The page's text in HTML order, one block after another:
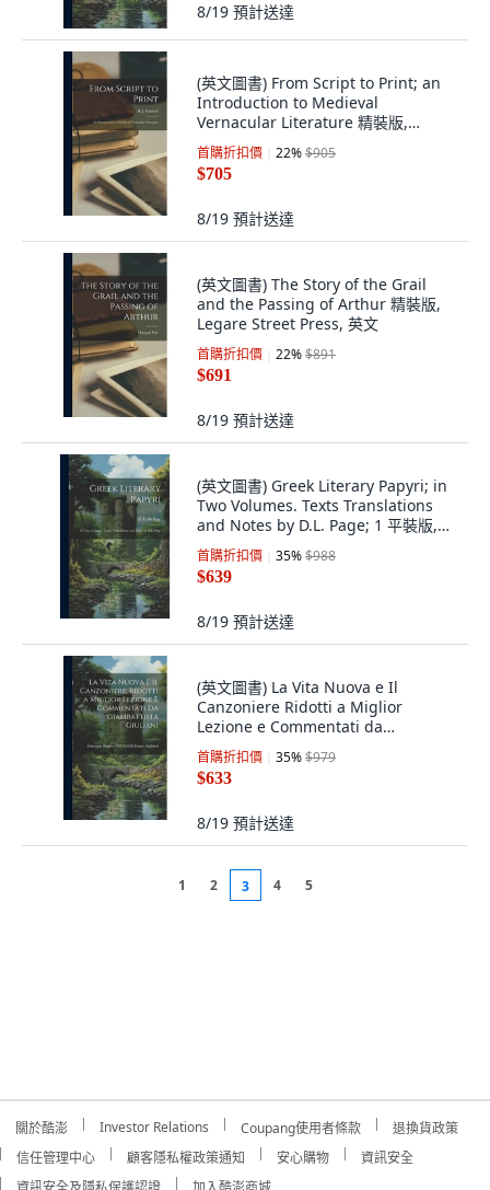
8/19 預計送達
(英文圖書) From Script to Print; an
Introduction to Medieval
Vernacular Literature 精裝版,
Hassell Street Press, 英文
首購折扣價 22%$905
$705
8/19 預計送達
(英文圖書) The Story of the Grail
and the Passing of Arthur 精裝版,
Legare Street Press, 英文
首購折扣價 22%$891
$691
8/19 預計送達
(英文圖書) Greek Literary Papyri; in
Two Volumes. Texts Translations
and Notes by D.L. Page; 1 平裝版,
Hassell Street Press, 英文
首購折扣價 35%$988
$639
8/19 預計送達
(英文圖書) La Vita Nuova e Il
Canzoniere Ridotti a Miglior
Lezione e Commentati da
Giambattista Giuliani 精裝版,
Legare Street Press, 英文
首購折扣價 35%$979
$633
8/19 預計送達
1 2 3 4 5
關於酷澎 Investor Relations Coupang使用者條款
退換貨政策
信任管理中心
顧客隱私權政策通知 安心購物
資訊安全